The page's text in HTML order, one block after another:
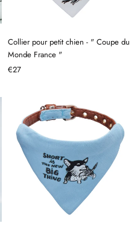
Collier pour petit chien - " Coupe du
Monde France "
€27